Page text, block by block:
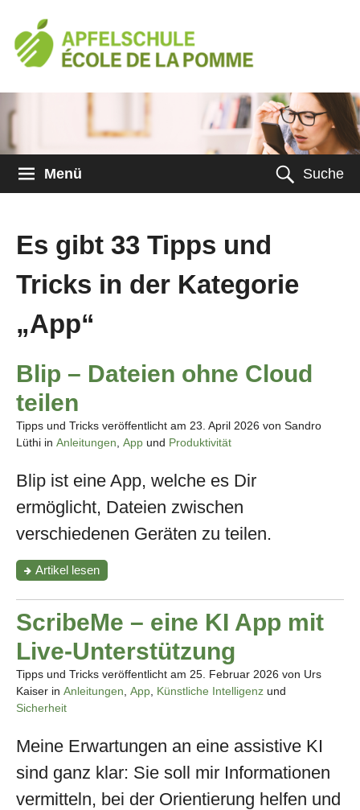
Menü Suche
Es gibt 33 Tipps und
Tricks in der Kategorie
„App“
Blip – Dateien ohne Cloud
teilen
Tipps und Tricks veröffentlicht am 23. April 2026 von Sandro
Lüthi in Anleitungen App und Produktivität
Blip ist eine App, welche es Dir
ermöglicht, Dateien zwischen
verschiedenen Geräten zu teilen.
Artikel"Blip
–
Dateien
ohne
Cloud
teilen"
lesen
ScribeMe – eine KI App mit
Live-Unterstützung
Tipps und Tricks veröffentlicht am 25. Februar 2026 von Urs
Kaiser in Anleitungen App Künstliche Intelligenz und
Sicherheit
Meine Erwartungen an eine assistive KI
sind ganz klar: Sie soll mir Informationen
vermitteln, bei der Orientierung helfen und